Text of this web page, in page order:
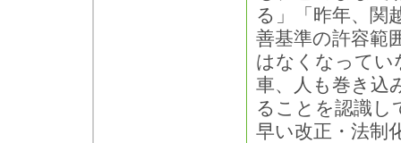
る」「昨年、関
善基準の許容範
はなくなってい
車、人も巻き込
ることを認識し
早い改正・法制